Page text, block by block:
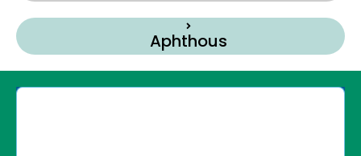
Aphthous